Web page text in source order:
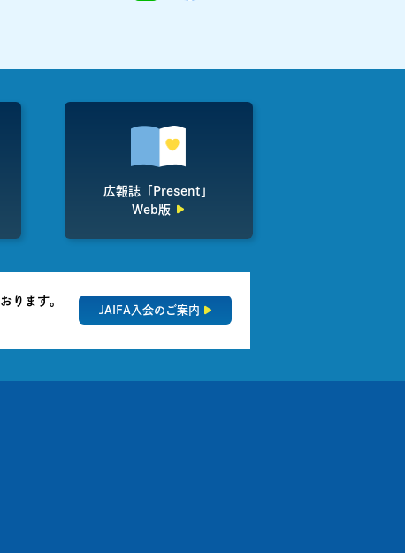
広報誌「Present」
Web版
ります。
JAIFA入会のご案内